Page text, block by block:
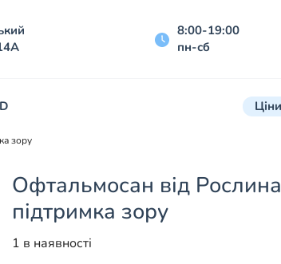
8:00-19:00
пн-сб
Ціни
зору
Офтальмосан від
підтримка зору
1 в наявності